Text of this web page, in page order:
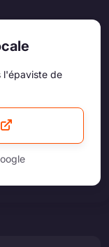
l'épaviste de